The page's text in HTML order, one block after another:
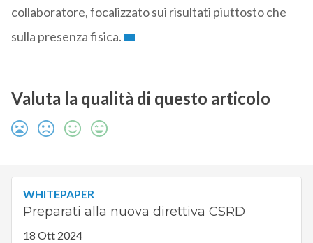
collaboratore, focalizzato sui risultati piuttosto che
sulla presenza fisica.
Valuta la qualità di questo articolo
WHITEPAPER
Preparati alla nuova direttiva CSRD
18 Ott 2024